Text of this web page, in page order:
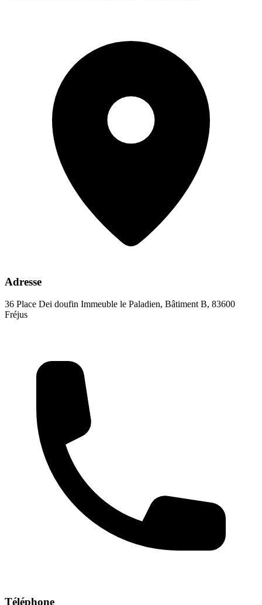
Adresse
36 Place Dei doufin Immeuble le Paladien, Bâtiment B, 83600
Fréjus
Téléphone